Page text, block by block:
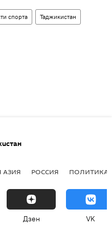
спорта Таджикистан
АЗИЯ РОССИЯ ПОЛИТИКА
Дзен VK